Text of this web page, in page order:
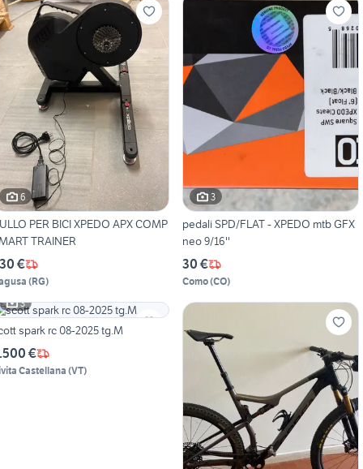
6
PER BICI XPEDO APX COMP
TRAINER
€
(RG)
3
pedali SPD/FLAT - XPEDO mtb GFX
neo 9/16''
30 €
Como(CO)
3
scott spark rc 08-2025 tg.M
€
Castellana (VT)